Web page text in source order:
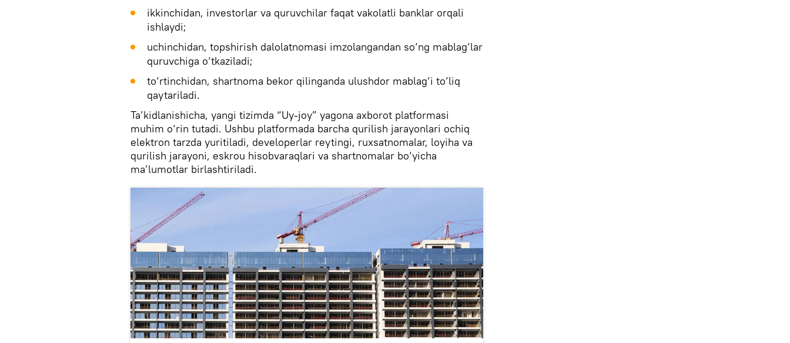
ikkinchidan, investorlar va quruvchilar faqat vakolatli banklar orqali
ishlaydi;
uchinchidan, topshirish dalolatnomasi imzolangandan so‘ng mablag‘lar
quruvchiga o‘tkaziladi;
to‘rtinchidan, shartnoma bekor qilinganda ulushdor mablag‘i to‘liq
qaytariladi.
Ta’kidlanishicha, yangi tizimda “Uy-joy” yagona axborot platformasi
muhim o‘rin tutadi. Ushbu platformada barcha qurilish jarayonlari ochiq
elektron tarzda yuritiladi, developerlar reytingi, ruxsatnomalar, loyiha va
qurilish jarayoni, eskrou hisobvaraqlari va shartnomalar bo‘yicha
ma’lumotlar birlashtiriladi.